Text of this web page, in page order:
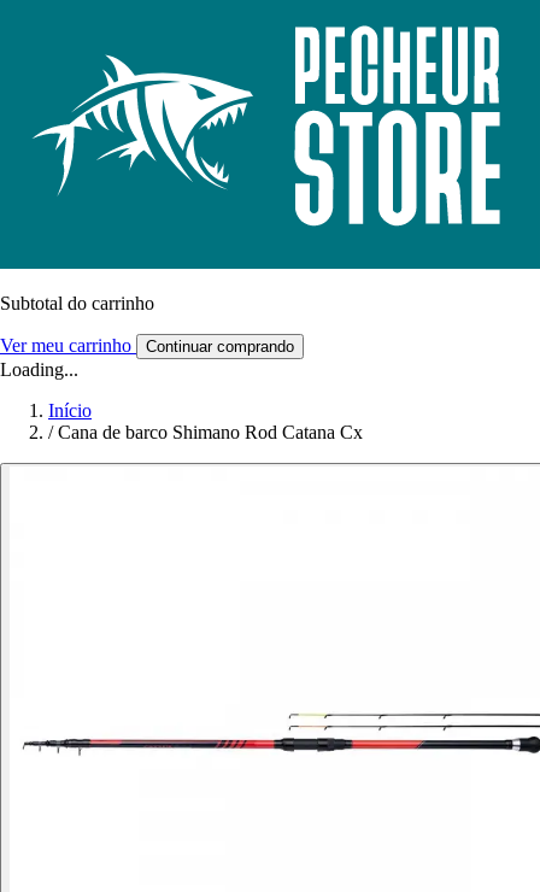
Subtotal do carrinho
Ver meu carrinho Continuar comprando
Loading...
Início
/ Cana de barco Shimano Rod Catana Cx